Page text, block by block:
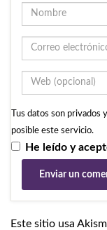
Tus datos son
posible este servicio.
He leído y
Este sitio usa